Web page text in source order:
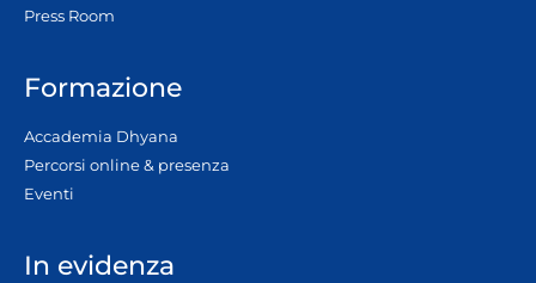
Press Room
Formazione
Accademia Dhyana
Percorsi online & presenza
Eventi
In evidenza